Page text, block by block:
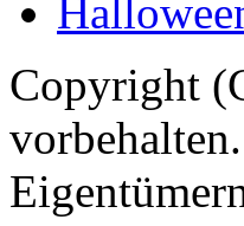
Copyright